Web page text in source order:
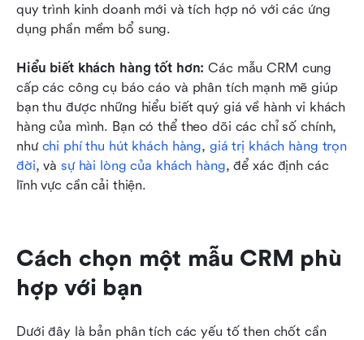
quy trình kinh doanh mới và tích hợp nó với các ứng
dụng phần mềm bổ sung.
Hiểu biết khách hàng tốt hơn: Các mẫu CRM cung
cấp các công cụ báo cáo và phân tích mạnh mẽ giúp
bạn thu được những hiểu biết quý giá về hành vi khách
hàng của mình. Bạn có thể theo dõi các chỉ số chính,
như chi phí thu hút khách hàng, giá trị khách hàng trọn
đời, và sự hài lòng của khách hàng, để xác định các
lĩnh vực cần cải thiện.
Cách chọn một mẫu CRM phù
hợp với bạn
Dưới đây là bản phân tích các yếu tố then chốt cần